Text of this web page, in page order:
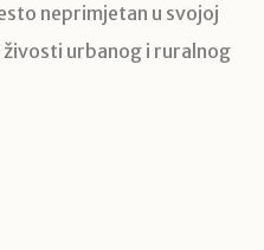
neprimjetan u svojoj
urbanog i ruralnog